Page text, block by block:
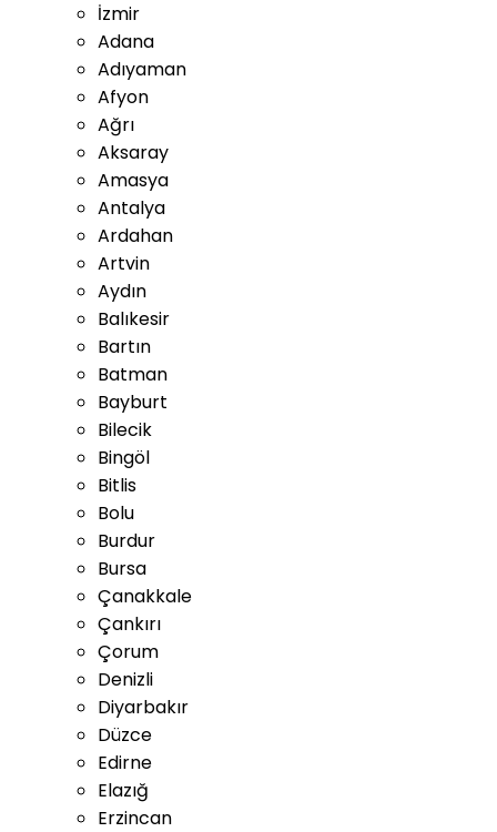
İzmir
Adana
Adıyaman
Afyon
Ağrı
Aksaray
Amasya
Antalya
Ardahan
Artvin
Aydın
Balıkesir
Bartın
Batman
Bayburt
Bilecik
Bingöl
Bitlis
Bolu
Burdur
Bursa
Çanakkale
Çankırı
Çorum
Denizli
Diyarbakır
Düzce
Edirne
Elazığ
Erzincan